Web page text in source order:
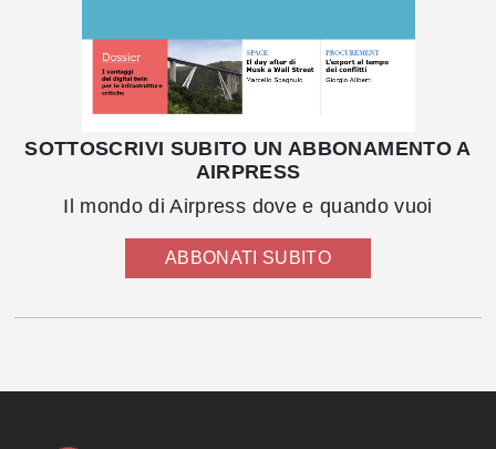
SOTTOSCRIVI SUBITO UN ABBONAMENTO A
AIRPRESS
Il mondo di Airpress dove e quando vuoi
ABBONATI SUBITO